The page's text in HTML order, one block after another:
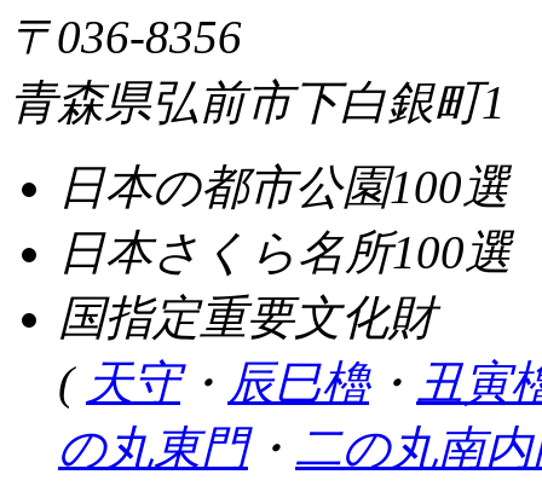
〒036-8356
青森県弘前市下白銀町1
日本の都市公園100選
日本さくら名所100選
国指定重要文化財
( 天守・ 辰巳櫓・ 丑寅
の丸東門・ 二の丸南